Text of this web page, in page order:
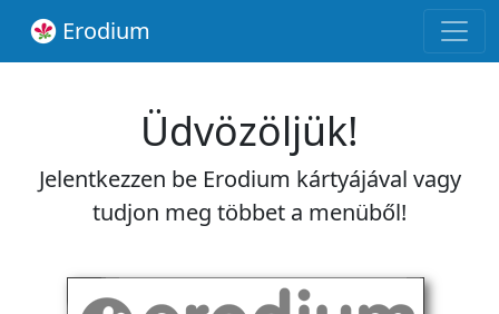
Erodium
Üdvözöljük!
Jelentkezzen be Erodium kártyájával vagy
tudjon meg többet a menüből!